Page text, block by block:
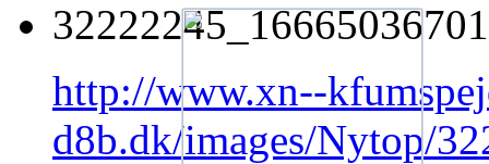
http://www.xn--
d8b.dk/images/Nytop/